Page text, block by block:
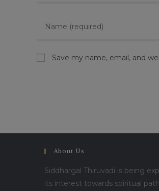
Save my name, email, and
About Us
Siddhargal Thiruvadi is being
its interest towards spiritual